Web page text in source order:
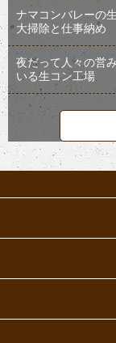
ナマコンバレーの
大掃除と仕事納め
夜だって人々の営
いる生コン工場